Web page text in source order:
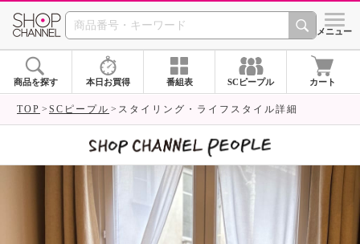
SHOP CHANNEL シメニュー
商品を探す 本日お買得 番組表 SCピープル カート
TOP SCピープル スタイリング・ライフスタイル詳細